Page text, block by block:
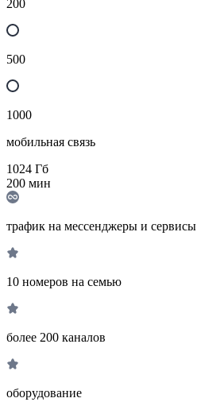
200
500
1000
мобильная связь
1024 Гб
200 мин
трафик на мессенджеры и сервисы
10 номеров на семью
более 200 каналов
оборудование